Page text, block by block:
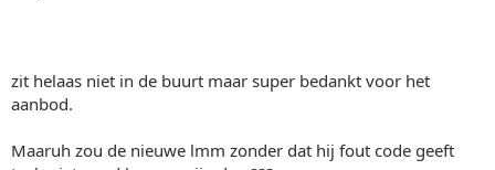
zit helaas niet in de buurt maar super bedankt voor het
aanbod.
Maaruh zou de nieuwe lmm zonder dat hij fout code geeft